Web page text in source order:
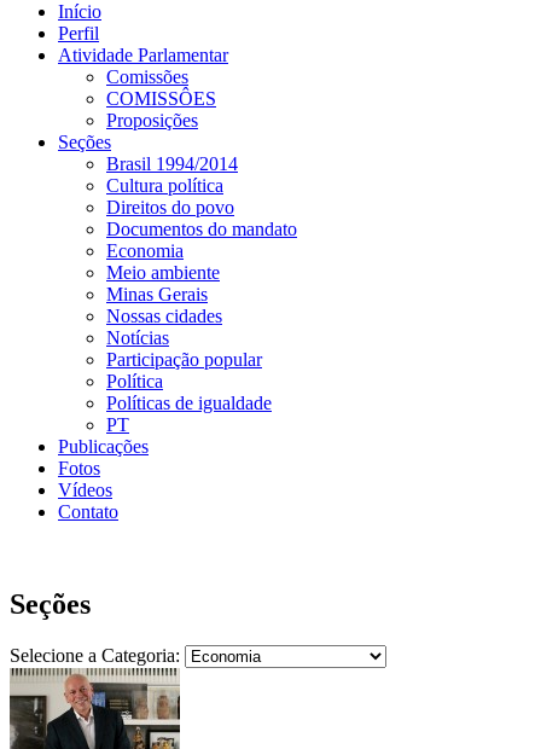
Início
Perfil
Atividade Parlamentar
Comissões
COMISSÔES
Proposições
Seções
Brasil 1994/2014
Cultura política
Direitos do povo
Documentos do mandato
Economia
Meio ambiente
Minas Gerais
Nossas cidades
Notícias
Participação popular
Política
Políticas de igualdade
PT
Publicações
Fotos
Vídeos
Contato
Seções
Selecione a Categoria: